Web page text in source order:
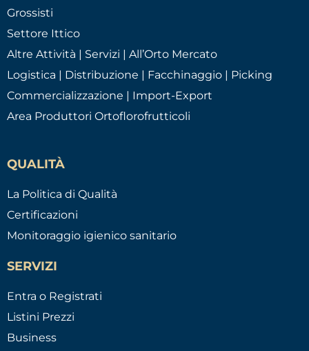
Grossisti
Settore Ittico
Altre Attività | Servizi | All’Orto Mercato
Logistica | Distribuzione | Facchinaggio | Picking
Commercializzazione | Import-Export
Area Produttori Ortoflorofrutticoli
QUALITÀ
La Politica di Qualità
Certificazioni
Monitoraggio igienico sanitario
SERVIZI
Entra o Registrati
Listini Prezzi
Business